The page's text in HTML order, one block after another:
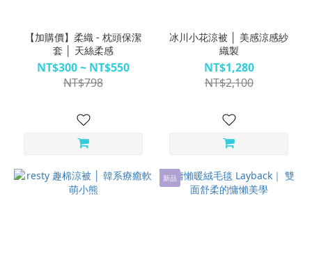
【加購價】柔織 - 枕頭保潔
套 │ 天絲柔感
NT$300 ~ NT$550
NT$798
冰川小花涼被 │ 美感涼感紗
織製
NT$1,280
NT$2,100
新品